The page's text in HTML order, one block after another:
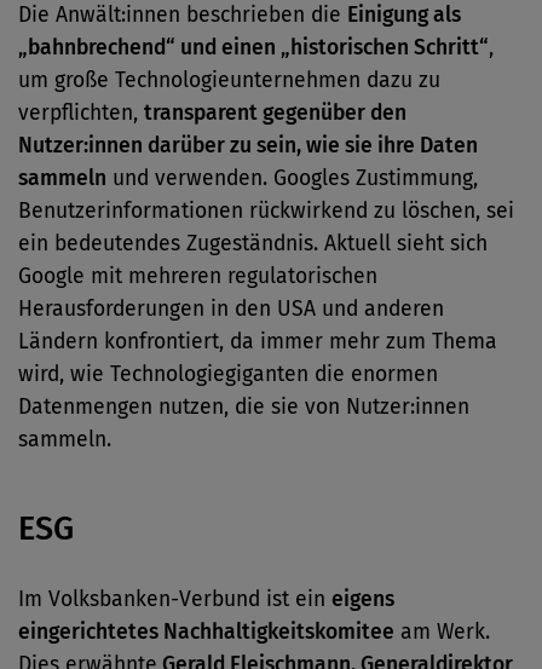
Die Anwält:innen beschrieben die Einigung als
„bahnbrechend“ und einen „historischen Schritt“,
um große Technologieunternehmen dazu zu
verpflichten, transparent gegenüber den
Nutzer:innen darüber zu sein, wie sie ihre Daten
sammeln und verwenden. Googles Zustimmung,
Benutzerinformationen rückwirkend zu löschen, sei
ein bedeutendes Zugeständnis. Aktuell sieht sich
Google mit mehreren regulatorischen
Herausforderungen in den USA und anderen
Ländern konfrontiert, da immer mehr zum Thema
wird, wie Technologiegiganten die enormen
Datenmengen nutzen, die sie von Nutzer:innen
sammeln.
ESG
Im Volksbanken-Verbund ist ein eigens
eingerichtetes Nachhaltigkeitskomitee am Werk.